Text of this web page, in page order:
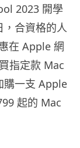
2023 開學
合資格的人
在 Apple 網
指定款 Mac
購一支 Apple
起的 Mac